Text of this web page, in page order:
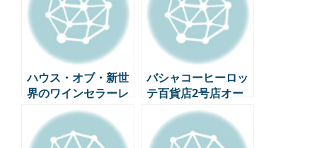
ハウス・オブ・新世
界のワインセラーレ
ビュー : ファインワ
インの「新世界」ホ
ットスポット ep2
バシャコーヒーロッ
テ百貨店2号店オー
プン – プレミアムコ
ーヒーバーを体験す
る